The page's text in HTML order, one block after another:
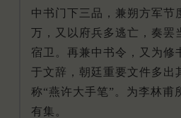
中书门下三品，兼朔方军节
万，又以府兵多逃亡，奏罢
宿卫。再兼中书令，又为修
于文辞，朝廷重要文件多出
称“燕许大手笔”。为李林甫
有集。